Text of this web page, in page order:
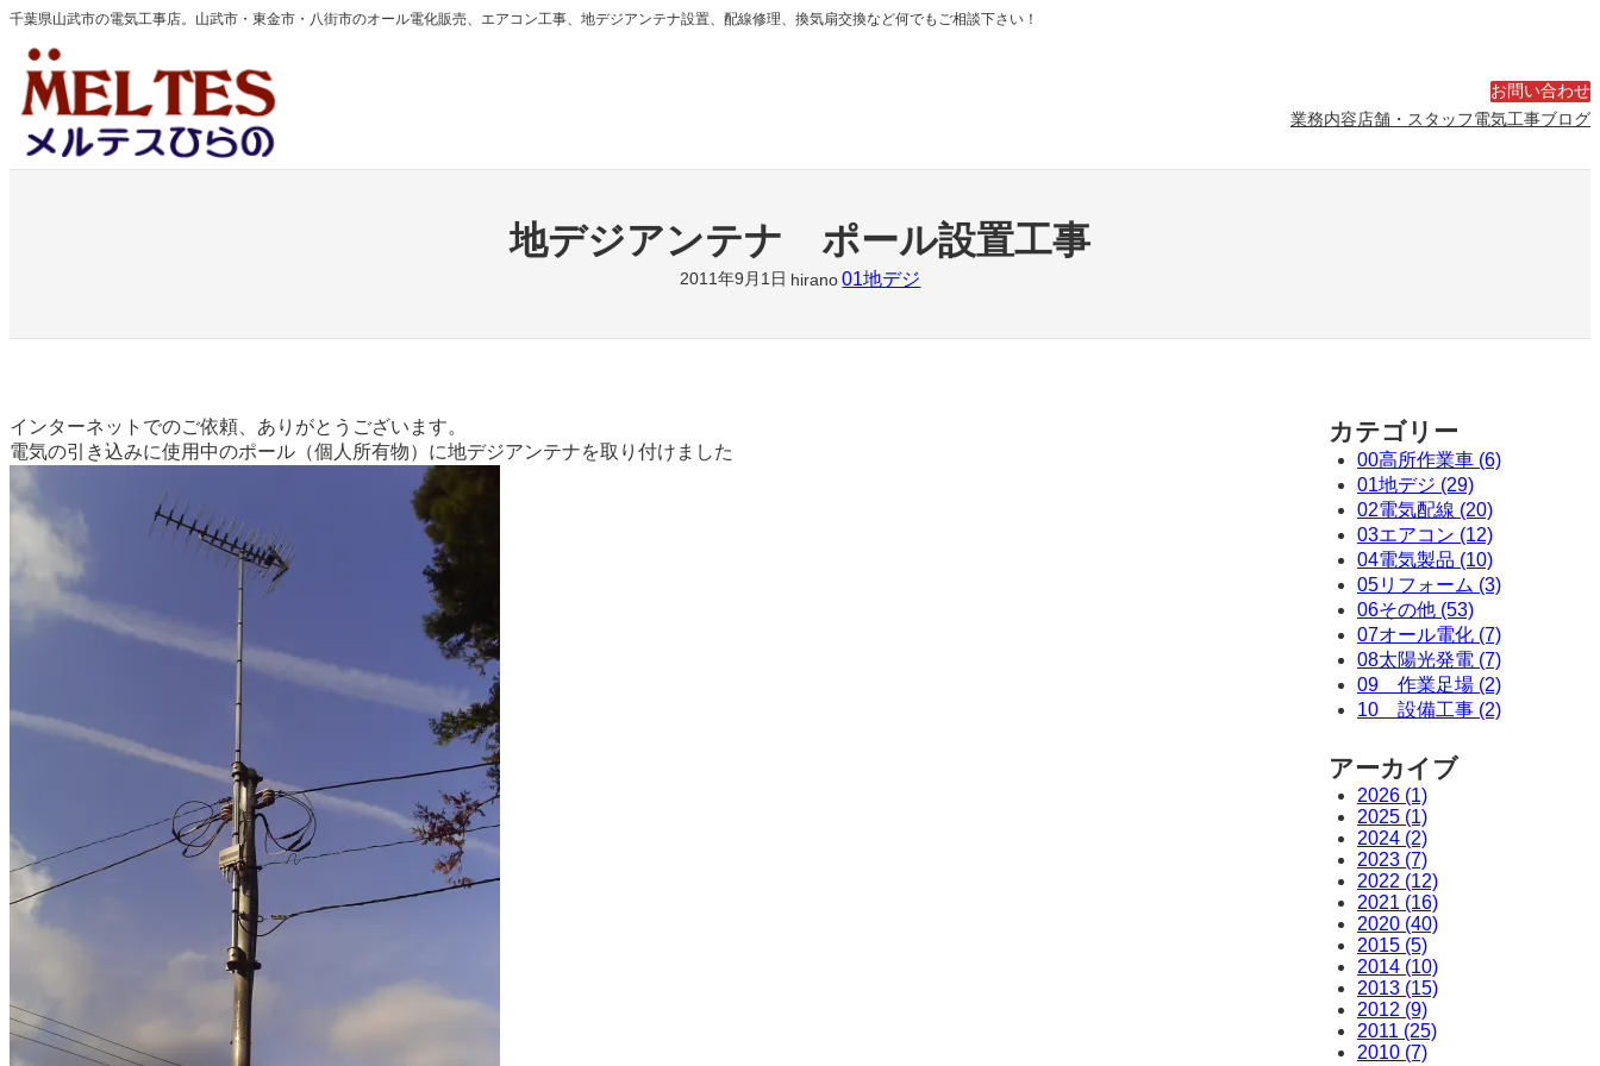
内
を
ス
キ
プ
千葉県山武市の電気工事店。山武市・東金市・八街市のオール電化販売、エアコン工事、地デジアンテナ設置、配線修理、換気扇交換など何でもご相談下さい！
お問い合わせ
業務内容店舗・スタッフ電気工事ブログ
地デジアンテナ ポール設置工事
2011年9月1日 hirano 01地デジ
インターネットでのご依頼、ありがとうございます。
電気の引き込みに使用中のポール（個人所有物）に地デジアンテナを取り付けました
カテゴリー
00高所作業車 (6)
01地デジ (29)
02電気配線 (20)
03エアコン (12)
04電気製品 (10)
05リフォーム (3)
06その他 (53)
07オール電化 (7)
08太陽光発電 (7)
09 作業足場 (2)
10 設備工事 (2)
アーカイブ
2026 (1)
2025 (1)
2024 (2)
2023 (7)
2022 (12)
2021 (16)
2020 (40)
2015 (5)
2014 (10)
2013 (15)
2012 (9)
2011 (25)
2010 (7)